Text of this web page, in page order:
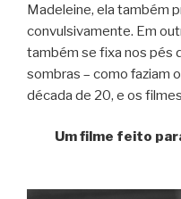
Madeleine, ela também
convulsivamente. Em
também se fixa nos pés
sombras – como faziam
década de 20, e os
Um filme feito